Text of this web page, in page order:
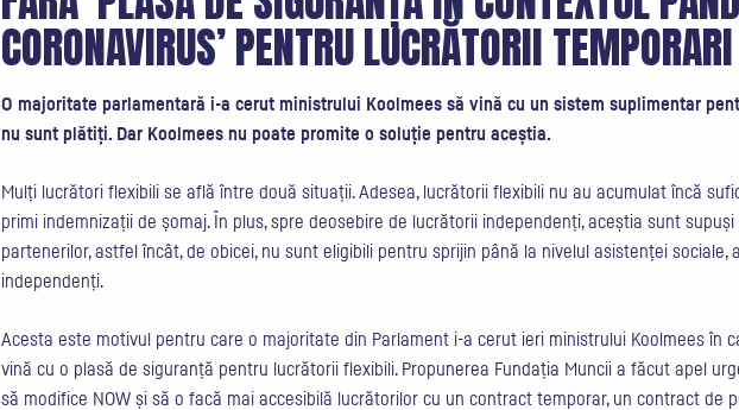
CORONAVIRUS’ PENTRU LUCRĂTORII TEMPORARI
O majoritate parlamentară i-a cerut ministrului Koolmees să vină cu un sistem suplimentar
nu sunt plătiți. Dar Koolmees nu poate promite o soluție pentru aceștia.
Mulți lucrători flexibili se află între două situații. Adesea, lucrătorii flexibili nu au acumulat încă
primi indemnizații de șomaj. În plus, spre deosebire de lucrătorii independenți, aceștia sunt
partenerilor, astfel încât, de obicei, nu sunt eligibili pentru sprijin până la nivelul asistenței sociale,
independenți.
Acesta este motivul pentru care o majoritate din Parlament i-a cerut ieri ministrului Koolmees în
vină cu o plasă de siguranță pentru lucrătorii flexibili. Propunerea Fundația Muncii a făcut apel
să modifice NOW și să o facă mai accesibilă lucrătorilor cu un contract temporar, un contract de